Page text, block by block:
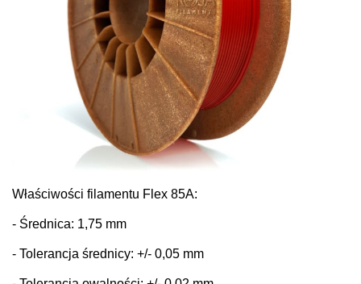
Właściwości filamentu Flex 85A:
- Średnica: 1,75 mm
- Tolerancja średnicy: +/- 0,05 mm